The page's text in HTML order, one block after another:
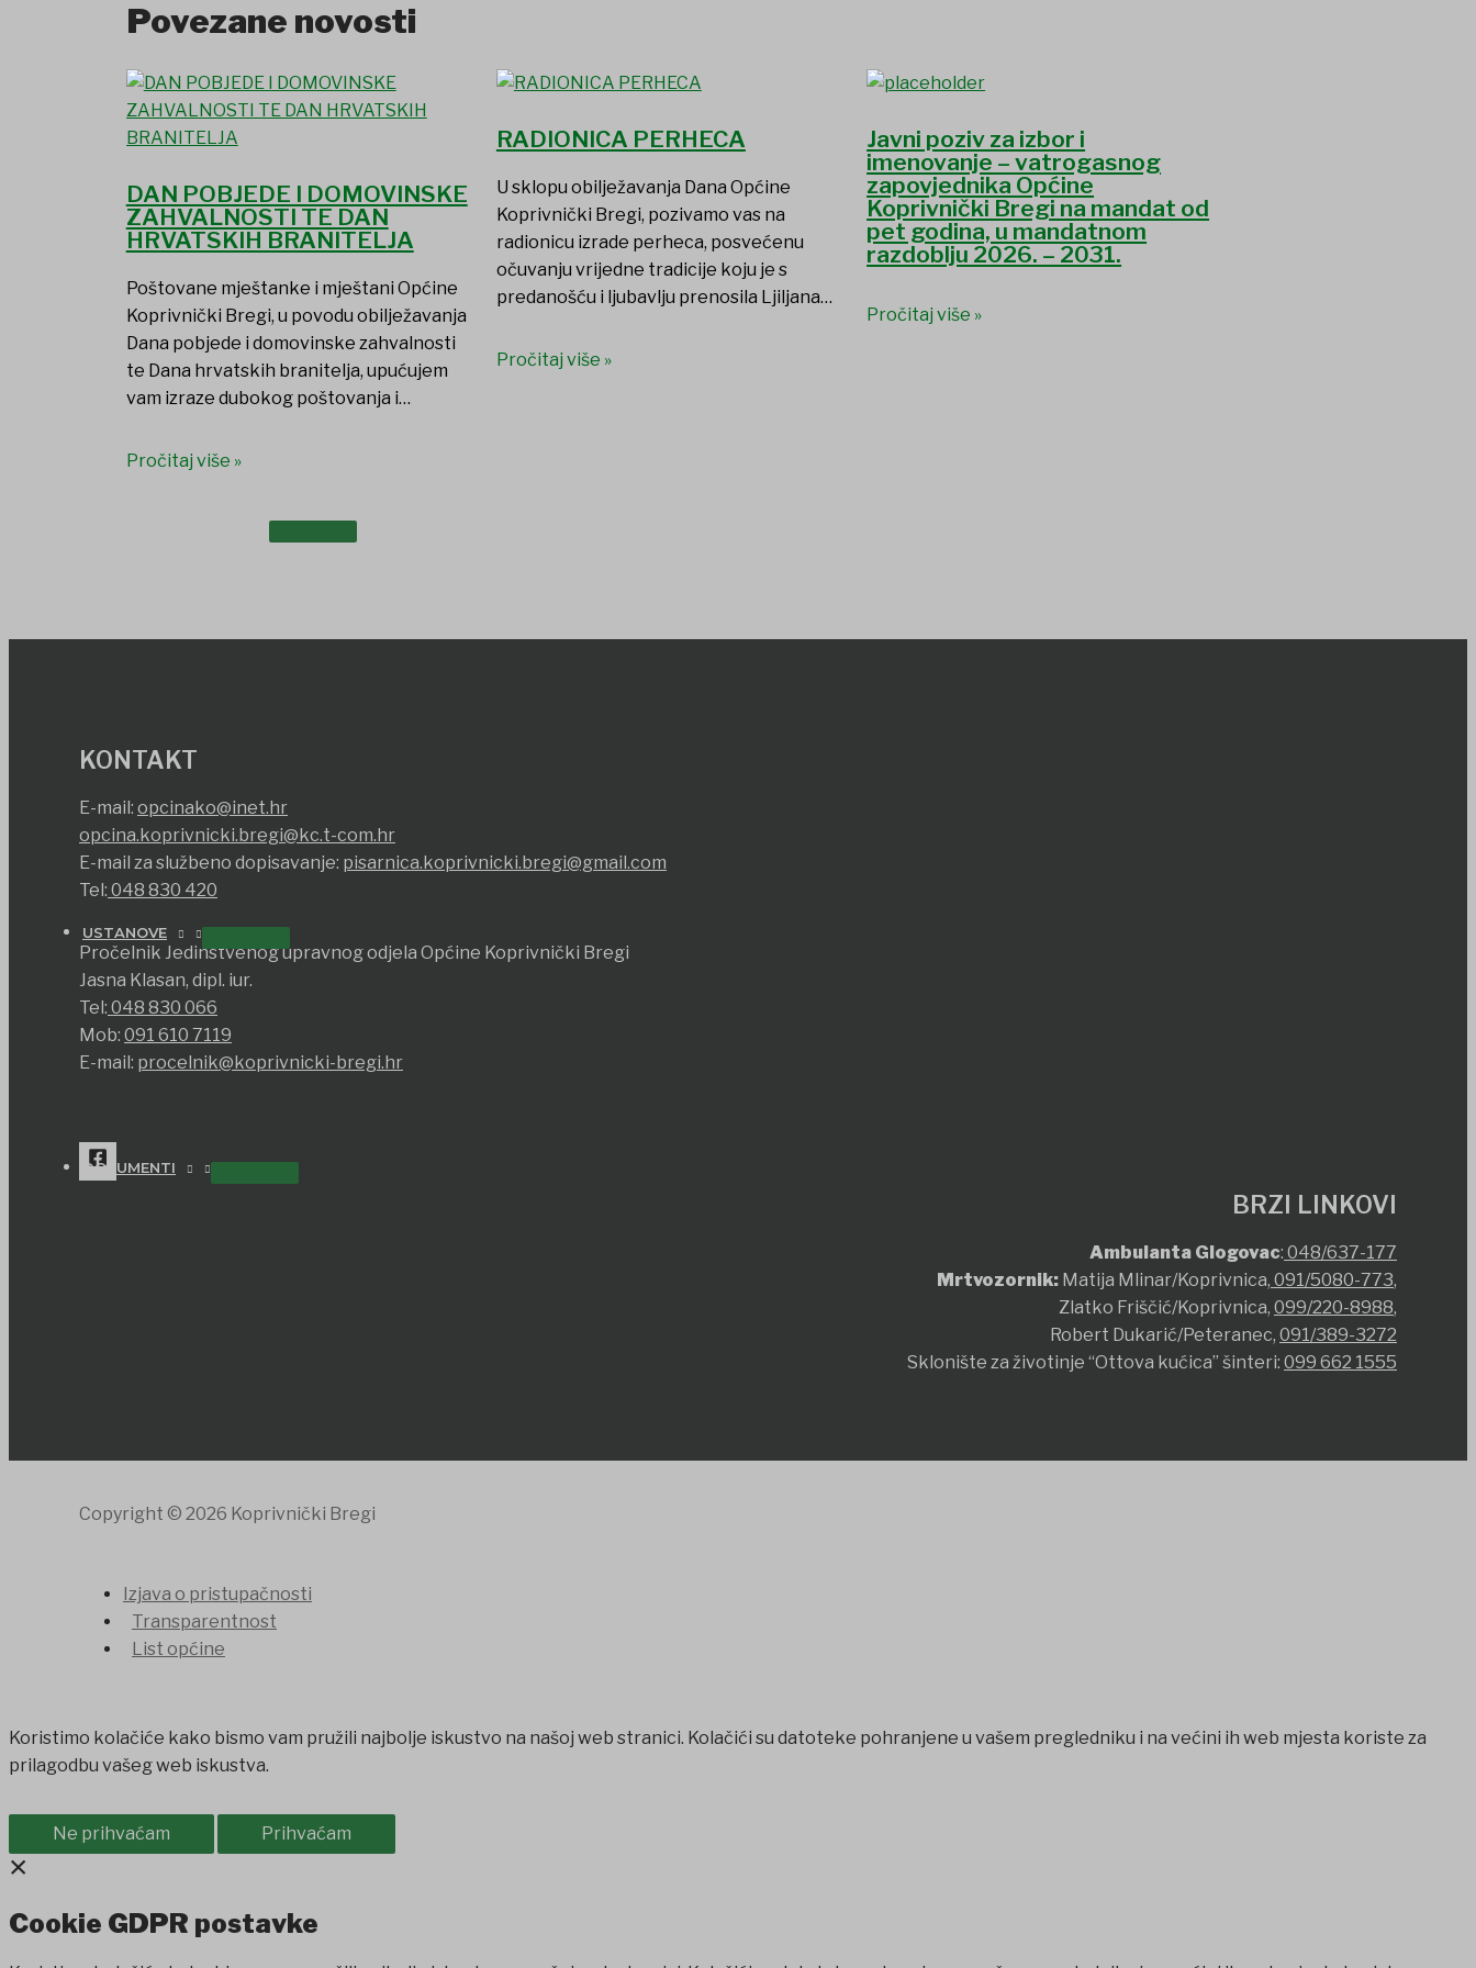
USTANOVE
DOKUMENTI
Povezane novosti
DAN POBJEDE I DOMOVINSKE
ZAHVALNOSTI TE DAN
HRVATSKIH BRANITELJA
Poštovane mještanke i mještani Općine
Koprivnički Bregi, u povodu obilježavanja
Dana pobjede i domovinske zahvalnosti
te Dana hrvatskih branitelja, upućujem
vam izraze dubokog poštovanja i…
Pročitaj više »
RADIONICA PERHECA
U sklopu obilježavanja Dana Općine
Koprivnički Bregi, pozivamo vas na
radionicu izrade perheca, posvećenu
očuvanju vrijedne tradicije koju je s
predanošću i ljubavlju prenosila Ljiljana…
Pročitaj više »
Javni poziv za izbor i
imenovanje – vatrogasnog
zapovjednika Općine
Koprivnički Bregi na mandat od
pet godina, u mandatnom
razdoblju 2026. – 2031.
Pročitaj više »
KONTAKT
E-mail: opcinako@inet.hr
opcina.koprivnicki.bregi@kc.t-com.hr
E-mail za službeno dopisavanje: pisarnica.koprivnicki.bregi@gmail.com
Tel: 048 830 420
Pročelnik Jedinstvenog upravnog odjela Općine Koprivnički Bregi
Jasna Klasan, dipl. iur.
Tel: 048 830 066
Mob: 091 610 7119
E-mail: procelnik@koprivnicki-bregi.hr
BRZI LINKOVI
Ambulanta Glogovac: 048/637-177
Mrtvozornik: Matija Mlinar/Koprivnica, 091/5080-773,
Zlatko Friščić/Koprivnica, 099/220-8988,
Robert Dukarić/Peteranec, 091/389-3272
Sklonište za životinje “Ottova kućica” šinteri: 099 662 1555
Copyright © 2026 Koprivnički Bregi
Izjava o pristupačnosti
Transparentnost
List općine
Koristimo kolačiće kako bismo vam pružili najbolje iskustvo na našoj web stranici. Kolačići su datoteke pohranjene u vašem pregledniku i na većini ih web mjesta koriste za
prilagodbu vašeg web iskustva.
Ne prihvaćam Prihvaćam
×
Cookie GDPR postavke